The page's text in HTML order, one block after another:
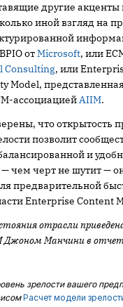
другие акценты
иной взгляд на
отMicrosoft, или
Consulting, или
Model,
ассоциациейAIIM.
что открытость
позволит
и
— чем черт не шутит —
предварительной
Enterprise Content
отрасли
Джоном Манчини в
зрелости вашего
Расчет модели